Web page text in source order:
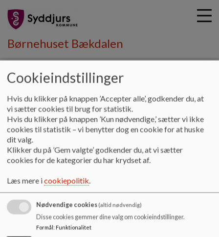
n
Børnehuset Bækdalen
Lukkedage
Der er to faste lukkedage i Syddjurs Kommune – den 5/6 og
den 24/12. Derudover har vi fælles pasning i distriktet, det
nytår. En institution har åbent for pasning. I dagtilbuddet har
vi lukket de tre dage op til påske, hvor pasningen vil foregå
enten i Bækdalen eller i Ågården. Vi vil tage stilling til hvor
det er bedst at have fællespasningen, når vi kan se hvor
mange børn, der meldes til.
Cookieindstillinger
Hvis du klikker på knappen ’Accepter alle’, godkender du, at
vi sætter cookies til brug for statistik.
Hvis du klikker på knappen ’Kun nødvendige,’ sætter vi ikke
cookies til statistik – vi benytter dog en cookie for at huske
dit valg.
Klikker du på ’Gem valgte’ godkender du, at vi sætter
cookies for de kategorier du har krydset af.
Læs mere icookiepolitik.
Nødvendige cookies(altid nødvendig)
Disse cookies gemmer dine valg om cookieindstillinger.
Formål: Funktionalitet